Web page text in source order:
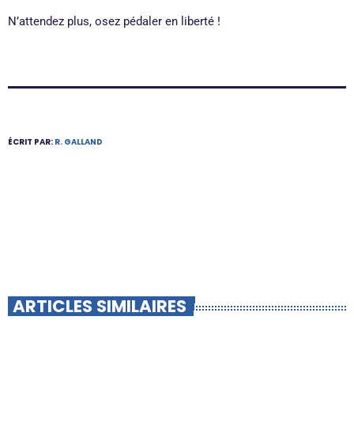
N’attendez plus, osez pédaler en liberté !
ÉCRIT PAR: R. GALLAND
ARTICLES SIMILAIRES